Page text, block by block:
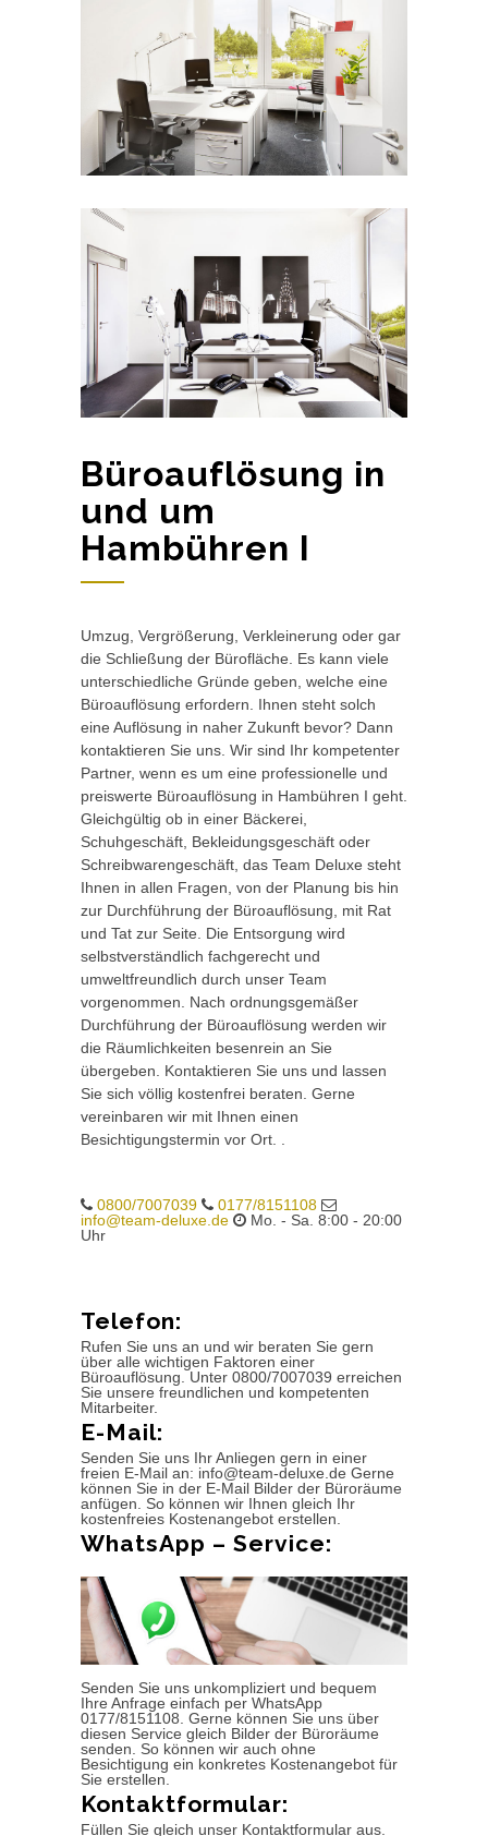
Büroauflösung in
und um
Hambühren I
Umzug, Vergrößerung, Verkleinerung oder gar
die Schließung der Bürofläche. Es kann viele
unterschiedliche Gründe geben, welche eine
Büroauflösung erfordern. Ihnen steht solch
eine Auflösung in naher Zukunft bevor? Dann
kontaktieren Sie uns. Wir sind Ihr kompetenter
Partner, wenn es um eine professionelle und
preiswerte Büroauflösung in Hambühren I geht.
Gleichgültig ob in einer Bäckerei,
Schuhgeschäft, Bekleidungsgeschäft oder
Schreibwarengeschäft, das Team Deluxe steht
Ihnen in allen Fragen, von der Planung bis hin
zur Durchführung der Büroauflösung, mit Rat
und Tat zur Seite. Die Entsorgung wird
selbstverständlich fachgerecht und
umweltfreundlich durch unser Team
vorgenommen. Nach ordnungsgemäßer
Durchführung der Büroauflösung werden wir
die Räumlichkeiten besenrein an Sie
übergeben. Kontaktieren Sie uns und lassen
Sie sich völlig kostenfrei beraten. Gerne
vereinbaren wir mit Ihnen einen
Besichtigungstermin vor Ort. .
0800/7007039
0177/8151108
info@team-deluxe.de
Mo. - Sa. 8:00 - 20:00
Uhr
Telefon:
Rufen Sie uns an und wir beraten Sie gern
über alle wichtigen Faktoren einer
Büroauflösung. Unter 0800/7007039 erreichen
Sie unsere freundlichen und kompetenten
Mitarbeiter.
E-Mail:
Senden Sie uns Ihr Anliegen gern in einer
freien E-Mail an: info@team-deluxe.de Gerne
können Sie in der E-Mail Bilder der Büroräume
anfügen. So können wir Ihnen gleich Ihr
kostenfreies Kostenangebot erstellen.
WhatsApp – Service:
Senden Sie uns unkompliziert und bequem
Ihre Anfrage einfach per WhatsApp
0177/8151108. Gerne können Sie uns über
diesen Service gleich Bilder der Büroräume
senden. So können wir auch ohne
Besichtigung ein konkretes Kostenangebot für
Sie erstellen.
Kontaktformular:
Füllen Sie gleich unser Kontaktformular aus.